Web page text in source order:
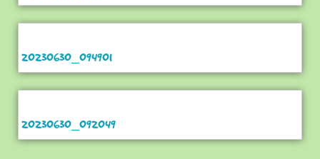
20230630_094901
20230630_092049